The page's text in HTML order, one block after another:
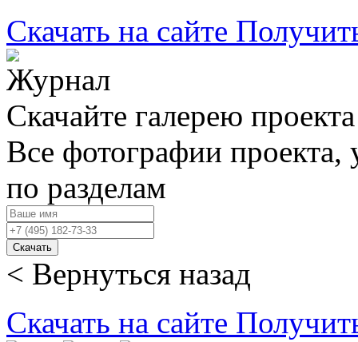
Скачать на сайте
Скачайте галерею
Все фотографии проекта,
по разделам
Скачать
< Вернуться назад
Скачать на сайте